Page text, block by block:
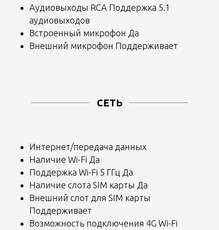
Аудиовыходы RCA Поддержка 5.1
аудиовыходов
Встроенный микрофон Да
Внешний микрофон Поддерживает
СЕТЬ
Интернет/передача данных
Наличие Wi-Fi Да
Поддержка Wi-Fi 5 ГГц Да
Наличие слота SIM карты Да
Внешний слот для SIM карты
Поддерживает
Возможность подключения 4G Wi-Fi